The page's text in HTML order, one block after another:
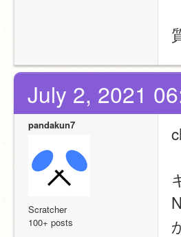
July 2, 2021
pandakun7
Scratcher
100+ posts